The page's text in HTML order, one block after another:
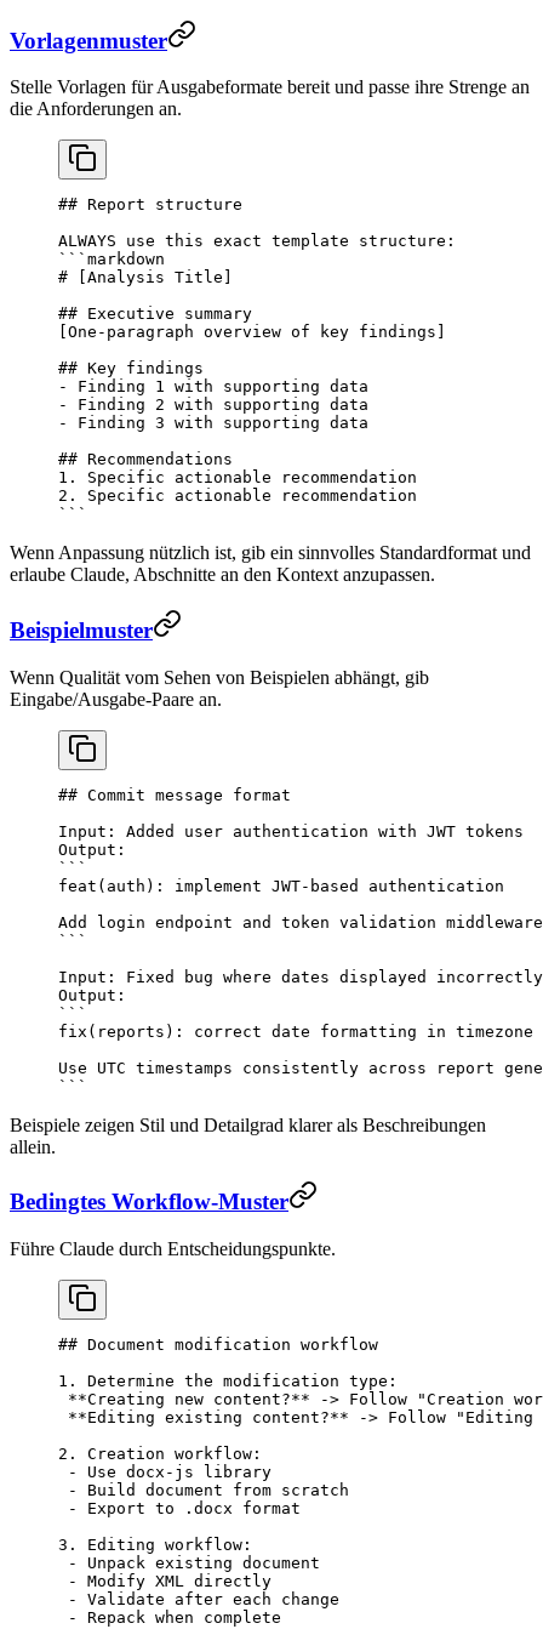
Vorlagenmuster
Stelle Vorlagen für Ausgabeformate bereit und passe ihre Strenge an
die Anforderungen an.
## Report structure
ALWAYS use this exact template structure:
```markdown
# [Analysis Title]
## Executive summary
[One-paragraph overview of key findings]
## Key findings
-
Finding 1 with supporting data
-
Finding 2 with supporting data
-
Finding 3 with supporting data
## Recommendations
1.
Specific actionable recommendation
2.
Specific actionable recommendation
```
Wenn Anpassung nützlich ist, gib ein sinnvolles Standardformat und
erlaube Claude, Abschnitte an den Kontext anzupassen.
Beispielmuster
Wenn Qualität vom Sehen von Beispielen abhängt, gib
Eingabe/Ausgabe-Paare an.
## Commit message format
Input: Added user authentication with JWT tokens
Output:
```
feat(auth): implement JWT-based authentication
Add login endpoint and token validation middleware
```
Input: Fixed bug where dates displayed
Output:
```
fix(reports): correct date formatting in timezone
Use UTC timestamps consistently across report
```
Beispiele zeigen Stil und Detailgrad klarer als Beschreibungen
allein.
Bedingtes Workflow-Muster
Führe Claude durch Entscheidungspunkte.
## Document modification workflow
1.
Determine the modification type:
**Creating new content?** -> Follow "Creation
**Editing existing content?** -> Follow "Editing
2.
Creation workflow:
-
Use docx-js library
-
Build document from scratch
-
Export to .docx format
3.
Editing workflow:
-
Unpack existing document
-
Modify XML directly
-
Validate after each change
-
Repack when complete